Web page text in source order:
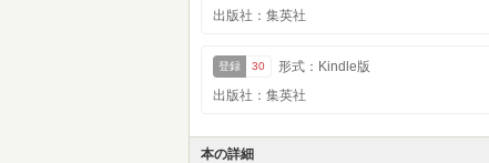
出版社：集英社
登録 30
形式：Kindle版
出版社：集英社
本の詳細